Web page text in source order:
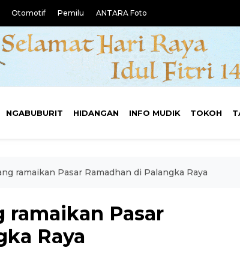
Otomotif Pemilu ANTARA Foto
NGABUBURIT HIDANGAN INFO MUDIK TOKOH
ramaikan Pasar Ramadhan di Palangka Raya
ramaikan Pasar
Raya